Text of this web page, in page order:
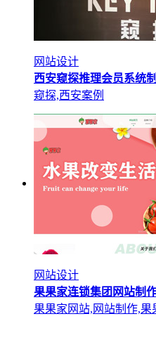
网站设计
西安窥探推理会员系统
窥探,西安案例
网站设计
果果家连锁集团网站制
果果家网站,网站制作,果